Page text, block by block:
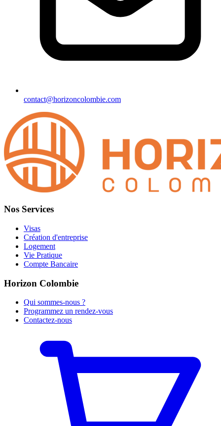
contact@horizoncolombie.com
Nos Services
Visas
Création d'entreprise
Logement
Vie Pratique
Compte Bancaire
Horizon Colombie
Qui sommes-nous ?
Programmez un rendez-vous
Contactez-nous